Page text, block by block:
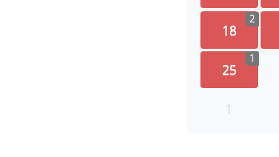
18
2
25
1
1